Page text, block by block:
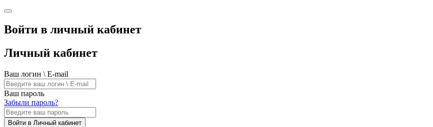
Войти в личный кабинет
Личный кабинет
Ваш логин \ E-mail
Ваш пароль
Забыли пароль?
Войти в Личный кабинет